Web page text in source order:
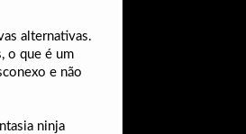
alternativas.
o que é um
e não
ninja